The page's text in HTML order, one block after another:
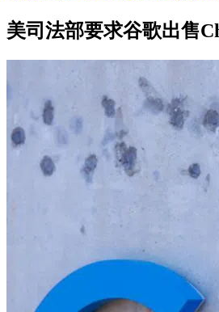
美司法部要求谷歌出售